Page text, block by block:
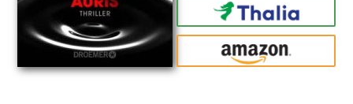
Thalia
amazon